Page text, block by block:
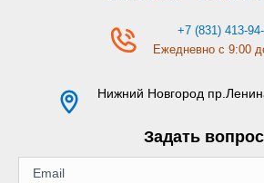
+7 (831) 413-
Ежедневно с 9:00
Нижний Новгород
Задать вопрос